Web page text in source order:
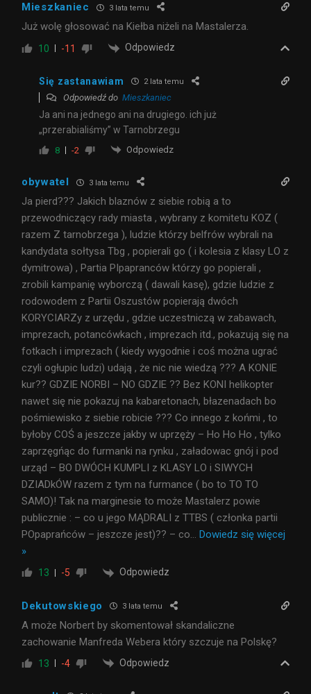
Mieszkaniec 3 lata temu
Już wolę głosować na Kiełba niżeli na Mastalerza.
10 -11 Odpowiedz
Się zastanawiam 2 lata temu
Odpowiedź do Mieszkaniec
Ja ani na jednego ani na drugiego. ich już
„przerabialiśmy” w Tarnobrzegu
8 -2 Odpowiedz
obywatel 3 lata temu
Ja pierd??? Jakich blaznów z siebie robią a to
przewodniczący rady miasta , wybrany z komitetu KOZ (
razem Z tarnobrzega ), ludzie którzy belfrów wybrali na
kandydata sołtysa Tbg , popierali go ( i kolesia z klasy LO z
dymitrowa) , Partia PIpapranców którzy go popierali ,
zrobili kampanię wyborczą ( dawali kasę), gdzie ludzie z
rodowodem z Partii Oszustów popierają dwóch
KORYCIARZy z urzędu , gdzie uczestniczą w zabawach,
imprezach, potancówkach , imprezach itd., pokazują się na
fotkach i imprezach ( kiedy wygodnie i coś można ugrać
czyli ogłupic ludzi) udają , że nic nie wiedzą ??? A KONIE
kur?? GDZIE NORBI – NO GDZIE ?? Bez KONI helikopter
nawet się nie pokazuj na kabaretonach, błazenadach bo
pośmiewisko z siebie robicie ??? Co innego z końmi , to
byłoby COŚ a jeszcze jakby w uprzęży – Ho Ho Ho , tylko
zaprzęgńąc do furmanki na rynku , załadowac gnój i pod
urząd – BO DWÓCH KUMPLI z KLASY LO i SIWYCH
DZIADkÓW razem z tym na furmance ( bo to TO TO
SAMO)! Tak na marginesie to może Mastalerz powie
publicznie : – co u jego MĄDRALI z TTBS ( członka partii
POpaprańców – jeszcze jest)?? – co… Dowiedz się więcej
»
13 -5 Odpowiedz
Dekutowskiego 3 lata temu
A może Norbert by skomentował skandaliczne
zachowanie Manfreda Webera który szczuje na Polskę?
13 -4 Odpowiedz